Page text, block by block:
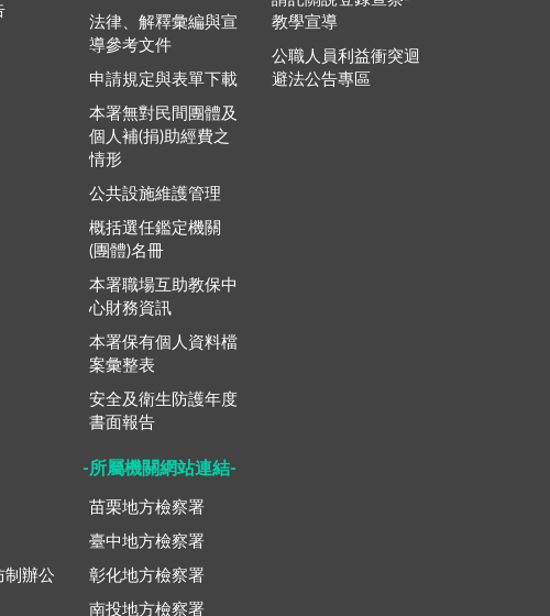
法律、解釋彙編與宣
導參考文件
申請規定與表單下載
本署無對民間團體及
個人補(捐)助經費之
情形
公共設施維護管理
概括選任鑑定機關
(團體)名冊
本署職場互助教保中
心財務資訊
本署保有個人資料檔
案彙整表
安全及衛生防護年度
書面報告
教學宣導
公職人員利益衝突迴
避法公告專區
制辦公
-所屬機關網站連結-
苗栗地方檢察署
臺中地方檢察署
彰化地方檢察署
南投地方檢察署